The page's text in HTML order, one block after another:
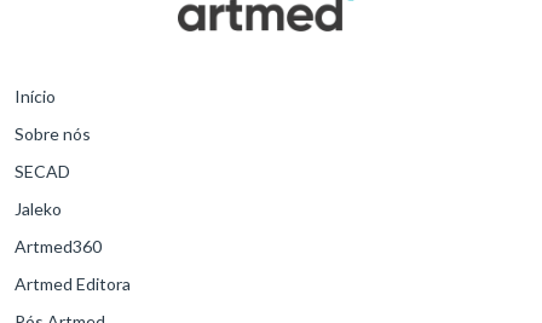
Início
Sobre nós
SECAD
Jaleko
Artmed360
Artmed Editora